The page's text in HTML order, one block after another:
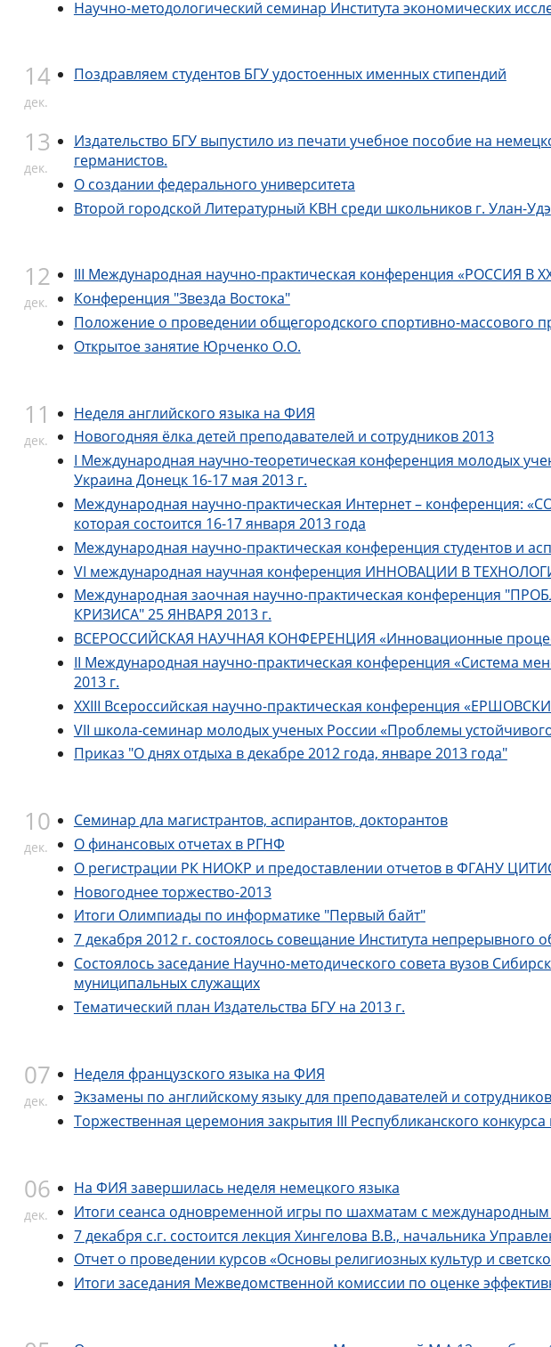
Научно-методологический семинар Института экономических
14
дек.
Поздравляем студентов БГУ удостоенных именных стипендий
13
дек.
Издательство БГУ выпустило из печати учебное пособие на
германистов.
О создании федерального университета
Второй городской Литературный КВН среди школьников г. Улан-Удэ
12
дек.
III Международная научно-практическая конференция «РОССИЯ В
Конференция "Звезда Востока"
Положение о проведении общегородского спортивно-массового
Открытое занятие Юрченко О.О.
11
дек.
Неделя английского языка на ФИЯ
Новогодняя ёлка детей преподавателей и сотрудников 2013
I Международная научно-теоретическая конференция
Украина Донецк 16-17 мая 2013 г.
Международная научно-практическая Интернет –
которая состоится 16-17 января 2013 года
Международная научно-практическая конференция студентов и
VI международная научная конференция ИННОВАЦИИ В
Международная заочная научно-практическая конференция
КРИЗИСА" 25 ЯНВАРЯ 2013 г.
ВСЕРОССИЙСКАЯ НАУЧНАЯ КОНФЕРЕНЦИЯ «Инновационные
II Международная научно-практическая конференция «Система
2013 г.
ХХIII Всероссийская научно-практическая конференция
VII школа-семинар молодых ученых России «Проблемы
Приказ "О днях отдыха в декабре 2012 года, январе 2013 года"
10
дек.
Семинар дла магистрантов, аспирантов, докторантов
О финансовых отчетах в РГНФ
О регистрации РК НИОКР и предоставлении отчетов в ФГАНУ
Новогоднее торжество-2013
Итоги Олимпиады по информатике "Первый байт"
7 декабря 2012 г. состоялось совещание Института непрерывного
Состоялось заседание Научно-методического совета вузов
муниципальных служащих
Тематический план Издательства БГУ на 2013 г.
07
дек.
Неделя французского языка на ФИЯ
Экзамены по английскому языку для преподавателей и
Торжественная церемония закрытия III Республиканского
06
дек.
На ФИЯ завершилась неделя немецкого языка
Итоги сеанса одновременной игры по шахматам с
7 декабря с.г. состоится лекция Хингелова В.В., начальника
Отчет о проведении курсов «Основы религиозных культур и
Итоги заседания Межведомственной комиссии по оценке